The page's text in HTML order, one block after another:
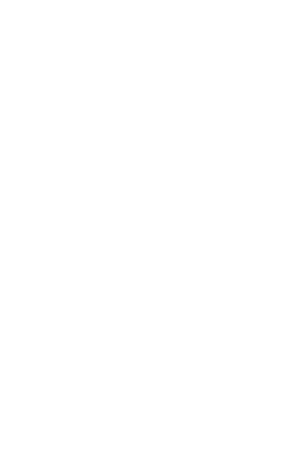
怀心思的豪门
与女探长穆英搭档，侦破阎王娶亲、五鬼
科三元及第入翰林院的奇女子。十年前的
还听见自己
求真打实抗，虽引发哗然，却获赏识调任
母忽视，在艰苦环境中长大，但她始终